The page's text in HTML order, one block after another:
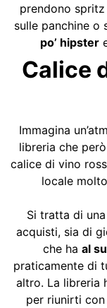
prendono
sulle panchine o
po’ hipster
Calice
Immagina
libreria che
calice di vino
locale
Si tratta di
acquisti, sia di
che ha al
praticamente di
altro. La libreria
per riunirti